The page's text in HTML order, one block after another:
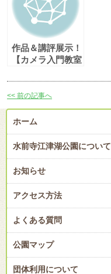
作品＆講評展示！
【カメラ入門教室
入門編～】
<< 前の記事へ
ホーム
水前寺江津湖公園について
お知らせ
アクセス方法
よくある質問
公園マップ
団体利用について